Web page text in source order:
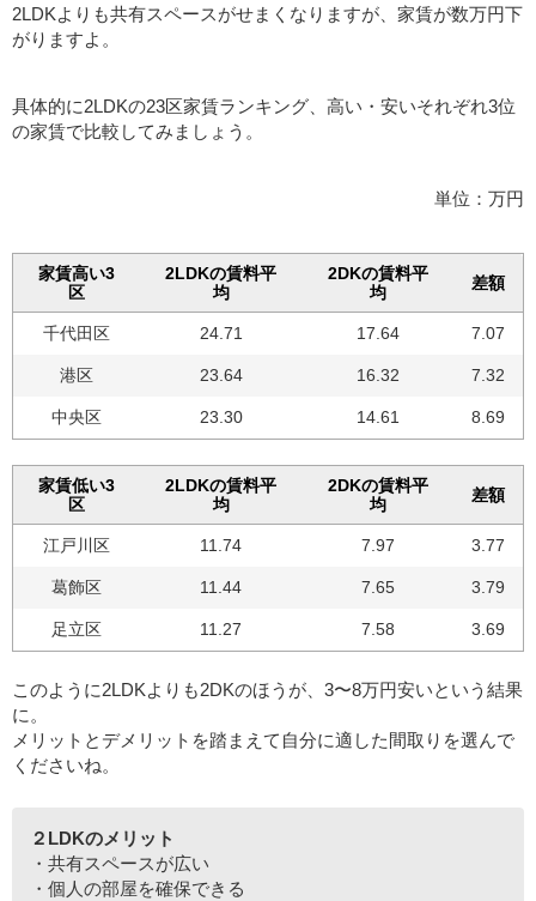
2LDKよりも共有スペースがせまくなりますが、家賃が数万円下
がりますよ。
具体的に2LDKの23区家賃ランキング、高い・安いそれぞれ3位
の家賃で比較してみましょう。
単位：万円
家賃高い3
区
2LDKの賃料平
均
2DKの賃料平
均
差額
千代田区 24.71 17.64 7.07
港区 23.64 16.32 7.32
中央区 23.30 14.61 8.69
家賃低い3
区
2LDKの賃料平
均
2DKの賃料平
均
差額
江戸川区 11.74 7.97 3.77
葛飾区 11.44 7.65 3.79
足立区 11.27 7.58 3.69
このように2LDKよりも2DKのほうが、3〜8万円安いという結果
に。
メリットとデメリットを踏まえて自分に適した間取りを選んで
くださいね。
２LDKのメリット
・共有スペースが広い
・個人の部屋を確保できる